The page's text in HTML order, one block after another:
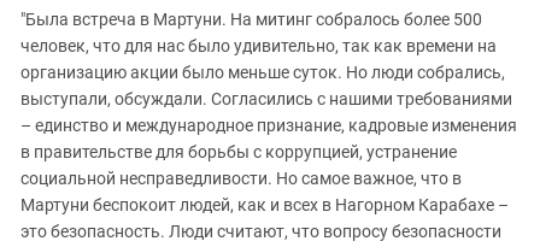
"Была встреча в Мартуни. На митинг собралось более 500
человек, что для нас было удивительно, так как времени на
организацию акции было меньше суток. Но люди собрались,
выступали, обсуждали. Согласились с нашими требованиями
– единство и международное признание, кадровые изменения
в правительстве для борьбы с коррупцией, устранение
социальной несправедливости. Но самое важное, что в
Мартуни беспокоит людей, как и всех в Нагорном Карабахе –
это безопасность. Люди считают, что вопросу безопасности